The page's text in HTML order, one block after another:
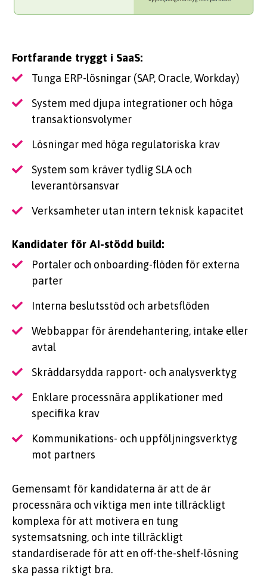
Fortfarande tryggt i SaaS:
Tunga ERP-lösningar (SAP, Oracle, Workday)
System med djupa integrationer och höga
transaktionsvolymer
Lösningar med höga regulatoriska krav
System som kräver tydlig SLA och
leverantörsansvar
Verksamheter utan intern teknisk kapacitet
Kandidater för AI-stödd build:
Portaler och onboarding-flöden för externa
parter
Interna beslutsstöd och arbetsflöden
Webbappar för ärendehantering, intake eller
avtal
Skräddarsydda rapport- och analysverktyg
Enklare processnära applikationer med
specifika krav
Kommunikations- och uppföljningsverktyg
mot partners
Gemensamt för kandidaterna är att de är
processnära och viktiga men inte tillräckligt
komplexa för att motivera en tung
systemsatsning, och inte tillräckligt
standardiserade för att en off-the-shelf-lösning
ska passa riktigt bra.